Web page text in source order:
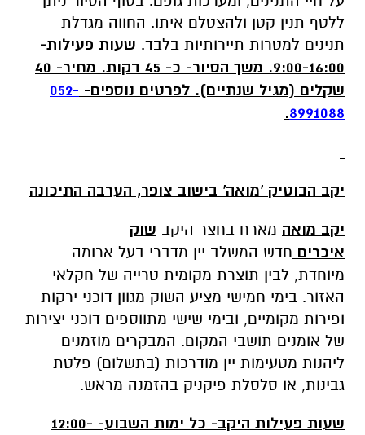
ללטף תנין קטן ולהצטלם איתו. החווה מגדלת
תנינים למטרות תיירותיות בלבד. שעות פעילות-
9:00-16:00. משך הסיור- כ- 45 דקות. מחיר- 40
שקלים (מגיל שנתיים). לפרטים נוספים- 052-
8991088
.
יקב הבוטיק 'מואה' בישוב צופר, הערבה התיכונה
יקב מואה מארח בחצר היקב שוק
איכרים חדש המשלב יין מדברי בעל ארומה
מיוחדת, לבין תוצרת מקומית טרייה של חקלאי
האזור. בימי חמישי מציע השוק מגוון דוכני ירקות
ופירות מקומיים, ובימי שישי מתווספים דוכני יצירות
של אומנים תושבי המקום. המבקרים מוזמנים
ליהנות מטעימות יין מודרכות (בתשלום) פלטת
גבינות, או סלסלת פיקניק בהזמנה מראש.
שעות פעילות היקב- כל ימות השבוע- 12:00-